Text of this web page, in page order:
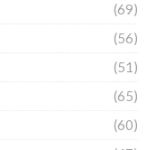
(69)
(56)
(51)
(65)
(60)